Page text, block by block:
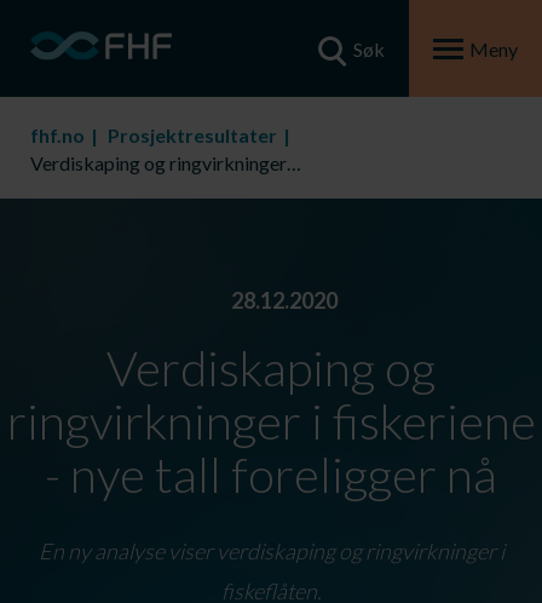
Søk Meny
fhf.no
Prosjektresultater
Verdiskaping og ringvirkninger i fiskeriene - nye tall foreligger nå
28.12.2020
Verdiskaping og
ringvirkninger i fiskeriene
- nye tall foreligger nå
En ny analyse viser verdiskaping og ringvirkninger i
fiskeflåten.